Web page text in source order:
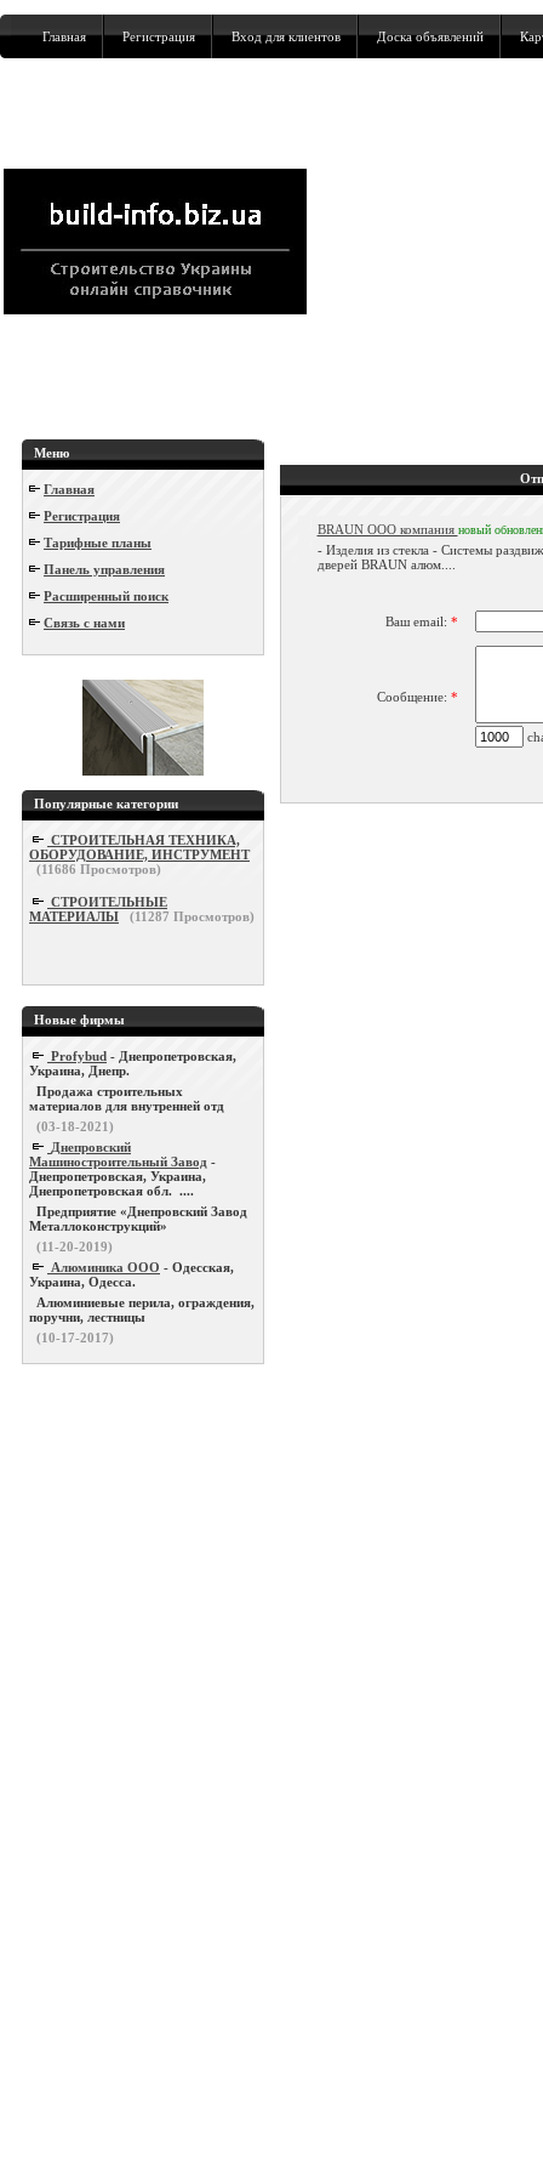
Главная Регистрация Вход для клиентов Доска объявлений
Меню
Главная
Регистрация
Тарифные планы
Панель управления
Расширенный поиск
Связь с нами
Популярные категории
СТРОИТЕЛЬНАЯ ТЕХНИКА,
ОБОРУДОВАНИЕ, ИНСТРУМЕНТ
(11686 Просмотров)
СТРОИТЕЛЬНЫЕ
МАТЕРИАЛЫ
(11287 Просмотров)
Новые фирмы
Profybud - Днепропетровская,
Украина, Днепр.
Продажа строительных
материалов для внутренней отд
(03-18-2021)
Днепровский
Машиностроительный Завод -
Днепропетровская, Украина,
Днепропетровская обл. ....
Предприятие «Днепровский Завод
Металлоконструкций»
(11-20-2019)
Алюминика ООО - Одесская,
Украина, Одесса.
Алюминиевые перила, ограждения,
поручни, лестницы
(10-17-2017)
BRAUN ООО компания новый
- Изделия из стекла - Системы
дверей BRAUN алюм....
Ваш email: *
Сообщение: *